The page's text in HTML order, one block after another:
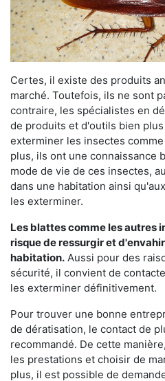
Certes, il existe des produits
marché. Toutefois, ils ne sont
contraire, les spécialistes en
de produits et d'outils bien
exterminer les insectes
plus, ils ont une connaissance
mode de vie de ces insectes,
dans une habitation ainsi
les exterminer.
Les blattes comme les autres
risque de ressurgir et
habitation. Aussi pour des
sécurité, il convient de
les exterminer définitivement.
Pour trouver une bonne
de dératisation, le contact de
recommandé. De cette
les prestations et choisir de
plus, il est possible de